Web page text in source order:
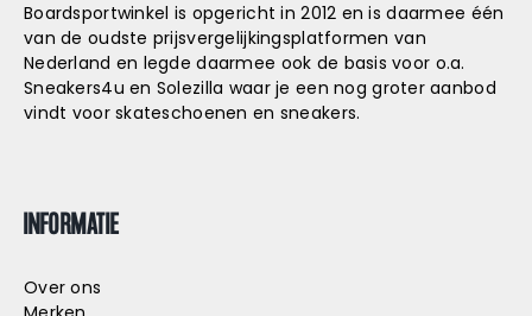
Boardsportwinkel is opgericht in 2012 en is daarmee één
van de oudste prijsvergelijkingsplatformen van
Nederland en legde daarmee ook de basis voor o.a.
Sneakers4u en Solezilla waar je een nog groter aanbod
vindt voor skateschoenen en sneakers.
INFORMATIE
Over ons